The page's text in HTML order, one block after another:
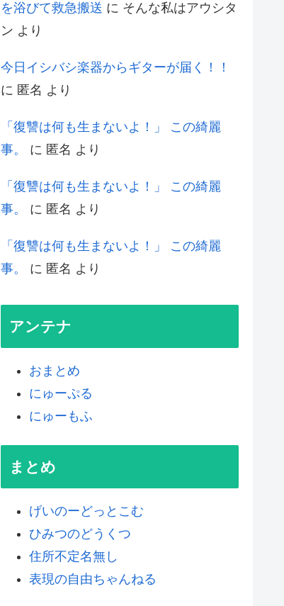
を浴びて救急搬送 に そんな私はアウシタ
ン より
今日イシバシ楽器からギターが届く！！
に 匿名 より
「復讐は何も生まないよ！」 この綺麗
事。
に 匿名 より
「復讐は何も生まないよ！」 この綺麗
事。
に 匿名 より
「復讐は何も生まないよ！」 この綺麗
事。
に 匿名 より
アンテナ
おまとめ
にゅーぷる
にゅーもふ
まとめ
げいのーどっとこむ
ひみつのどうくつ
住所不定名無し
表現の自由ちゃんねる